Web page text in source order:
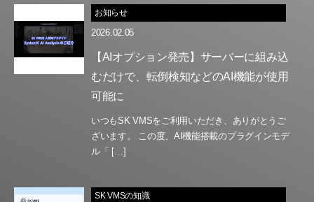
お知らせ
2026.02.05
【AIオプション発売】サーバーに組み込
むだけで、転倒検知などのAI機能が使用
可能に
いつもSK VMSをご利用いただき、ありがとうご
ざいます。 この度、AI機能搭載のプラグインモデ
ル「 […]
SK VMSの知識